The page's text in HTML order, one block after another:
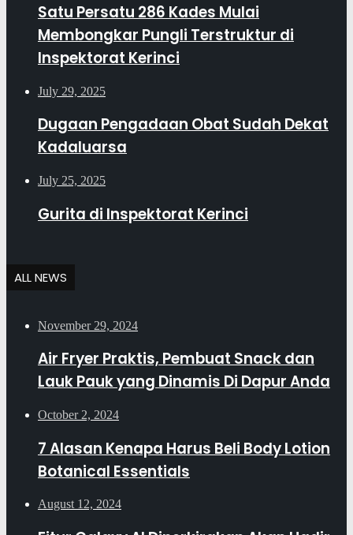
Satu Persatu 286 Kades Mulai
Membongkar Pungli Terstruktur di
Inspektorat Kerinci
July 29, 2025
Dugaan Pengadaan Obat Sudah Dekat
Kadaluarsa
July 25, 2025
Gurita di Inspektorat Kerinci
ALL NEWS
November 29, 2024
Air Fryer Praktis, Pembuat Snack dan
Lauk Pauk yang Dinamis Di Dapur Anda
October 2, 2024
7 Alasan Kenapa Harus Beli Body Lotion
Botanical Essentials
August 12, 2024